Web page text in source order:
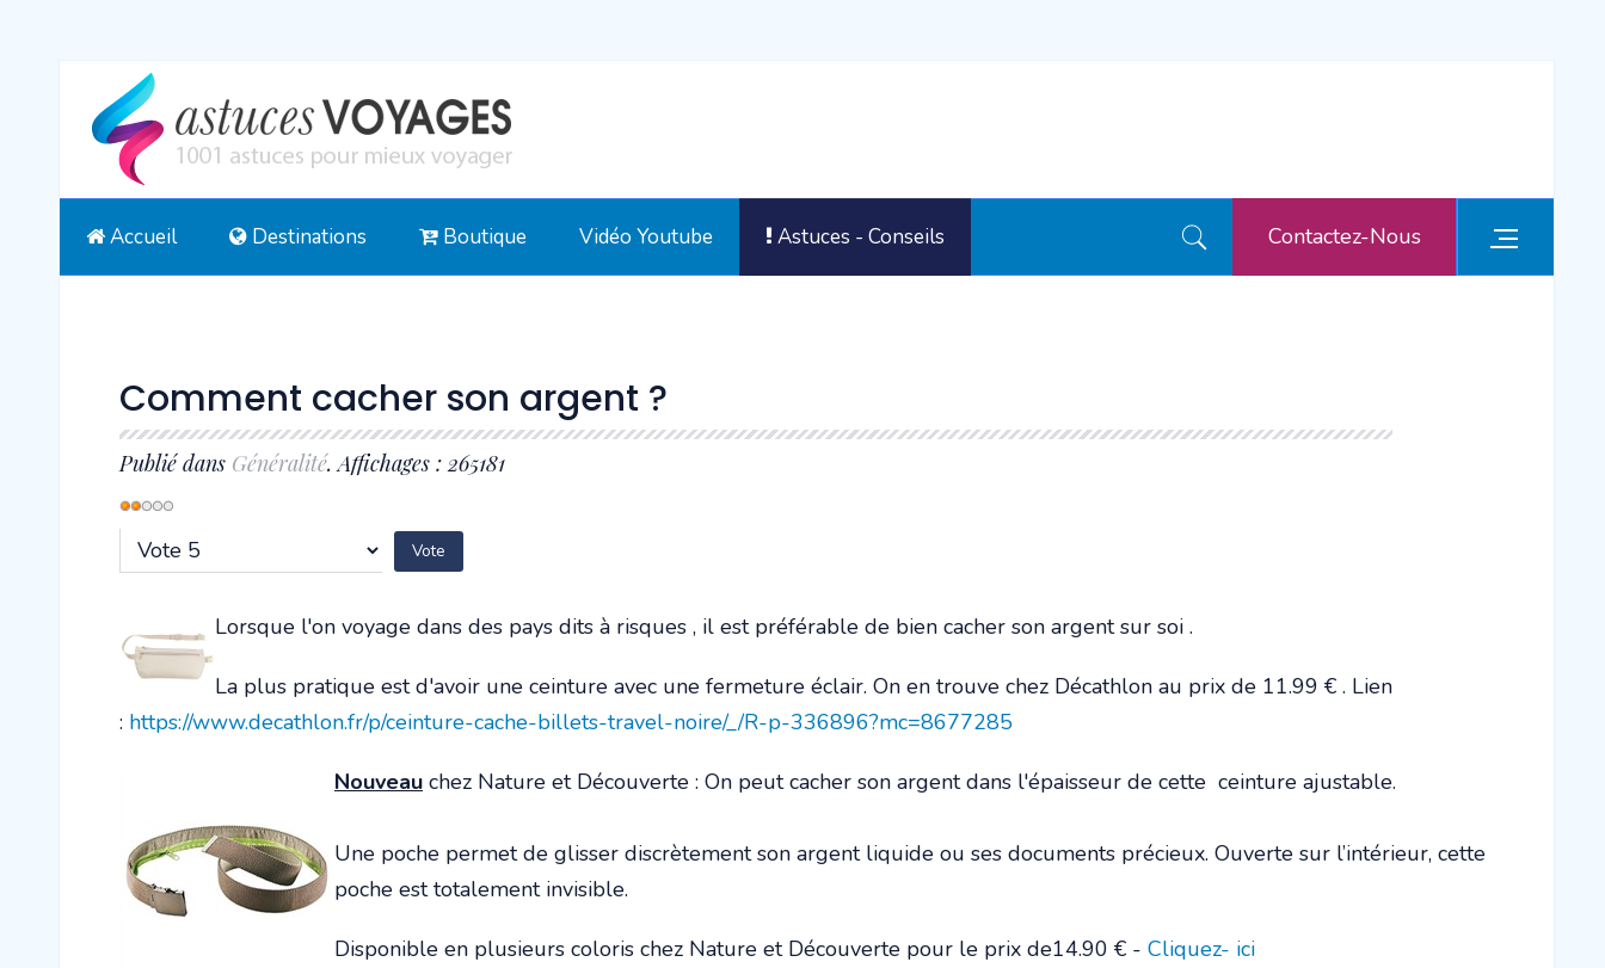
Accueil Destinations Boutique Vidéo Youtube Astuces - Conseils Contactez-Nous
Comment cacher son argent ?
Publié dans Généralité. Affichages : 265181
Vote
utilisateur:
Veuillez
voter
Lorsque l'on voyage dans des pays dits à risques , il est préférable de bien cacher son argent sur soi .
La plus pratique est d'avoir une ceinture avec une fermeture éclair. On en trouve chez Décathlon au prix de 11.99 € . Lien
: https://www.decathlon.fr/p/ceinture-cache-billets-travel-noire/_/R-p-336896?mc=8677285
Nouveau chez Nature et Découverte : On peut cacher son argent dans l'épaisseur de cette ceinture ajustable.
Une poche permet de glisser discrètement son argent liquide ou ses documents précieux. Ouverte sur l’intérieur, cette
poche est totalement invisible.
Disponible en plusieurs coloris chez Nature et Découverte pour le prix de14.90 € - Cliquez- ici